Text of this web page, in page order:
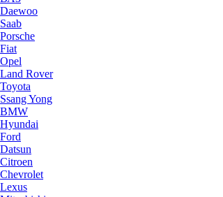
Daewoo
Saab
Porsche
Fiat
Opel
Land Rover
Toyota
Ssang Yong
BMW
Hyundai
Ford
Datsun
Citroen
Chevrolet
Lexus